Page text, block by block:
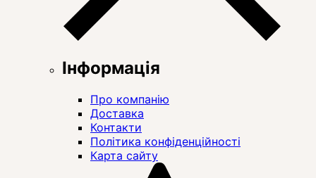
Інформація
Про компанію
Доставка
Контакти
Політика конфіденційності
Карта сайту